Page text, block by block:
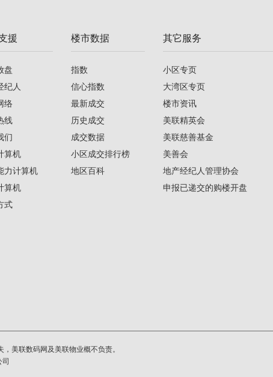
援
盘
纪人
络
线
们
算机
力计算机
算机
式
楼市数据
指数
信心指数
最新成交
历史成交
成交数据
小区成交排行榜
地区百科
其它服务
小区专页
大湾区专页
楼市资讯
美联精英会
美联慈善基金
美善会
地产经纪人管理协会
申报已递交的购楼开盘
美联数码网及美联物业概不负责。